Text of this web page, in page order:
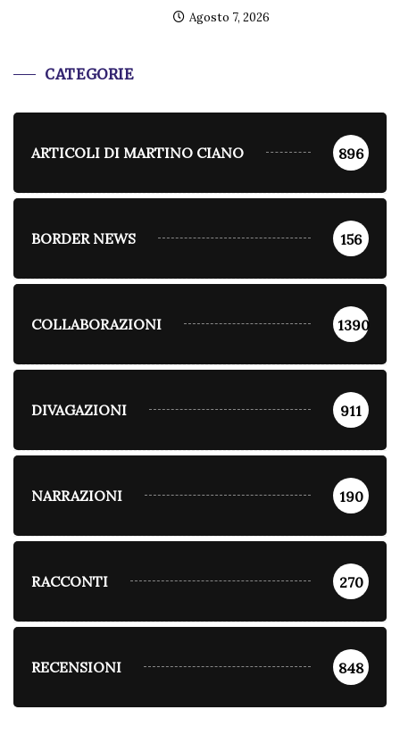
Agosto 7, 2026
CATEGORIE
ARTICOLI DI MARTINO CIANO 896
BORDER NEWS 156
COLLABORAZIONI 1390
DIVAGAZIONI 911
NARRAZIONI 190
RACCONTI 270
RECENSIONI 848